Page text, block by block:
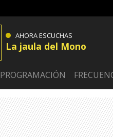
AHORA ESCUCHAS
La jaula del Mono
PROGRAMACIÓN